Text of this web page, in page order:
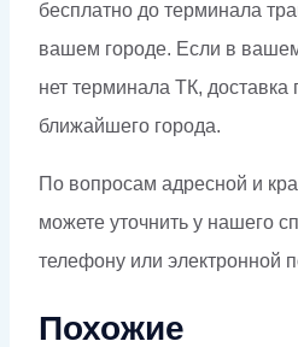
бесплатно до терминала
вашем городе. Если в
нет терминала ТК, доставка
ближайшего города.
По вопросам адресной и
можете уточнить у нашего
телефону или электронной
Похожие